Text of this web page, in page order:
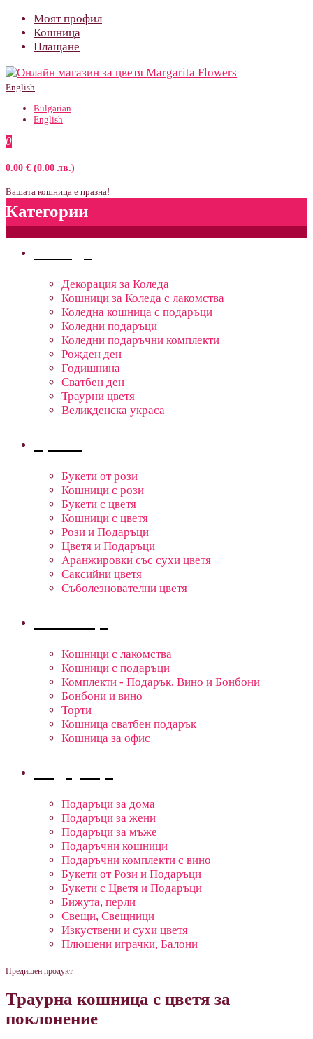
Моят профил
Кошница
Плащане
English
Bulgarian
English
0
0.00 € (0.00 лв.)
Вашата кошница е празна!
Категории
Декорация за Коледа
Кошници за Коледа с лакомства
Коледна кошница с подаръци
Коледни подаръци
Коледни подаръчни комплекти
Рожден ден
Годишнина
Сватбен ден
Траурни цветя
Великденска украса
Букети от рози
Кошници с рози
Букети с цветя
Кошници с цветя
Рози и Подаръци
Цветя и Подаръци
Аранжировки със сухи цветя
Саксийни цветя
Съболезнователни цветя
Кошници с лакомства
Кошници с подаръци
Комплекти - Подарък, Вино и Бонбони
Бонбони и вино
Торти
Кошница сватбен подарък
Кошница за офис
Подаръци за дома
Подаръци за жени
Подаръци за мъже
Подаръчни кошници
Подаръчни комплекти с вино
Букети от Рози и Подаръци
Букети с Цветя и Подаръци
Бижута, перли
Свещи, Свещници
Изкуствени и сухи цветя
Плюшени играчки, Балони
Предишен продукт
Траурна кошница с цветя за
поклонение